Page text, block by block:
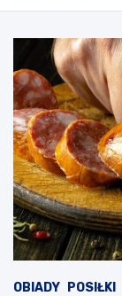
OBIADY POSIŁKI